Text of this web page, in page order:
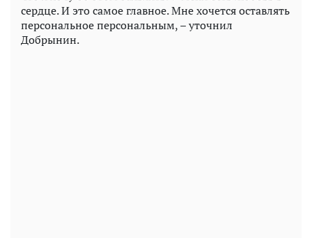
сердце. И это самое главное. Мне хочется оставлять
персональное персональным, – уточнил
Добрынин.